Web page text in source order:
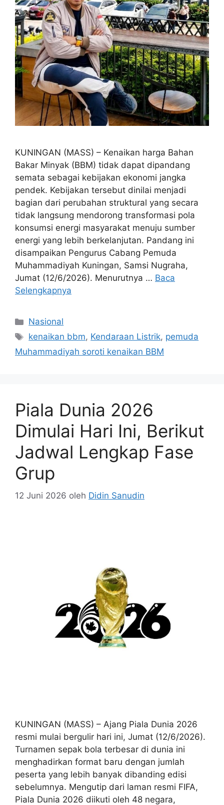
KUNINGAN (MASS) – Kenaikan harga Bahan
Bakar Minyak (BBM) tidak dapat dipandang
semata sebagai kebijakan ekonomi jangka
pendek. Kebijakan tersebut dinilai menjadi
bagian dari perubahan struktural yang secara
tidak langsung mendorong transformasi pola
konsumsi energi masyarakat menuju sumber
energi yang lebih berkelanjutan. Pandang ini
disampaikan Pengurus Cabang Pemuda
Muhammadiyah Kuningan, Samsi Nugraha,
Jumat (12/6/2026). Menurutnya … Baca
Selengkapnya
Kategori
Nasional
Tag
kenaikan bbm, Kendaraan Listrik, pemuda
Muhammadiyah soroti kenaikan BBM
Piala Dunia 2026
Dimulai Hari Ini, Berikut
Jadwal Lengkap Fase
Grup
12 Juni 2026 oleh Didin Sanudin
KUNINGAN (MASS) – Ajang Piala Dunia 2026
resmi mulai bergulir hari ini, Jumat (12/6/2026).
Turnamen sepak bola terbesar di dunia ini
menghadirkan format baru dengan jumlah
peserta yang lebih banyak dibanding edisi
sebelumnya. Mengutip dari laman resmi FIFA,
Piala Dunia 2026 diikuti oleh 48 negara,